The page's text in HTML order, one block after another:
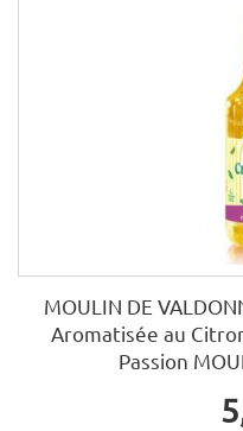
MOULIN DE
Aromatisée au
Passion